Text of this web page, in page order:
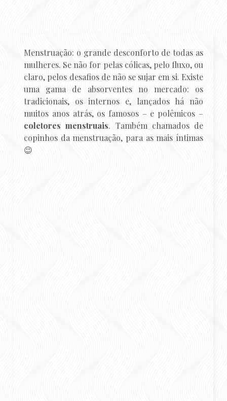
Menstruação: o grande desconforto de todas as
mulheres. Se não for pelas cólicas, pelo fluxo, ou
claro, pelos desafios de não se sujar em si. Existe
uma gama de absorventes no mercado: os
tradicionais, os internos e, lançados há não
muitos anos atrás, os famosos – e polêmicos –
coletores menstruais. Também chamados de
copinhos da menstruação, para as mais íntimas
😉